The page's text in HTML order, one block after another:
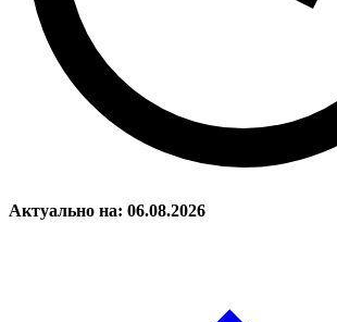
Актуально на: 06.08.2026